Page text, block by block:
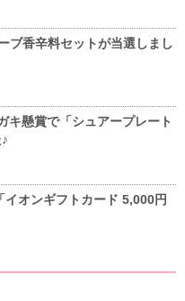
ブ香辛料セットが当選しまし
キ懸賞で「シュアープレート
オンギフトカード 5,000円